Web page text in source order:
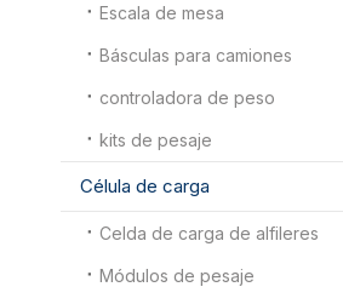
Escala de mesa
Básculas para camiones
controladora de peso
kits de pesaje
Célula de carga
Celda de carga de alfileres
Módulos de pesaje